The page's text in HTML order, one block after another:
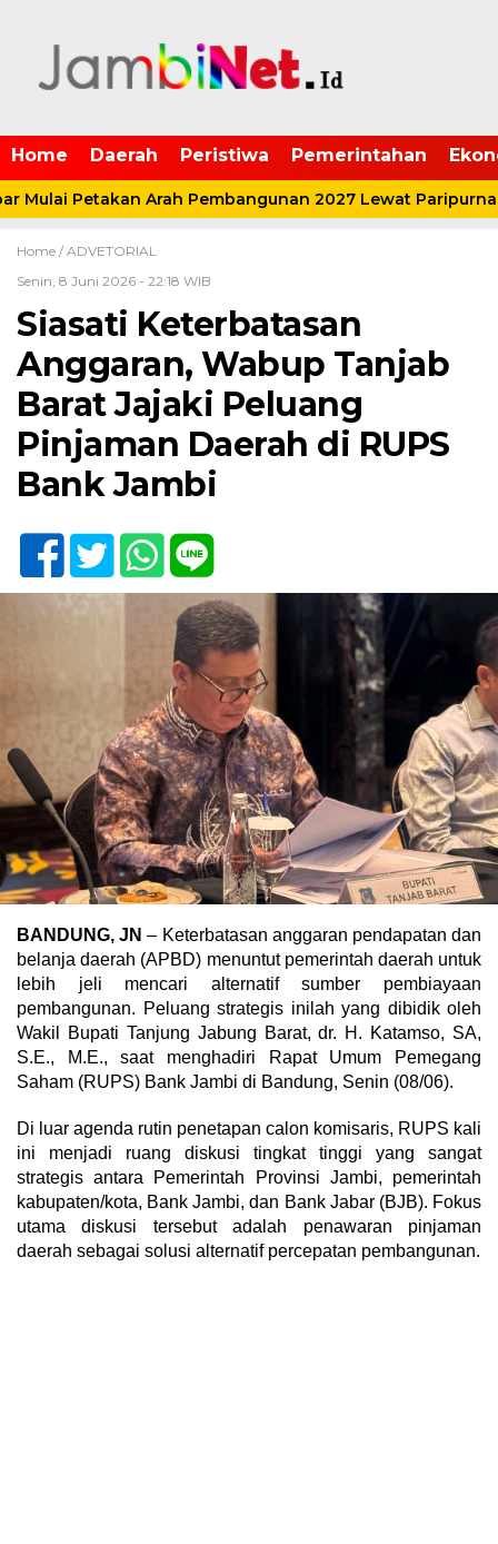
Home Daerah Peristiwa Pemerintahan
Mulai Petakan Arah Pembangunan 2027 Lewat Paripurna
Home / ADVETORIAL
Senin, 8 Juni 2026 - 22:18 WIB
Siasati Keterbatasan
Anggaran, Wabup Tanjab
Barat Jajaki Peluang
Pinjaman Daerah di RUPS
Bank Jambi
BANDUNG, JN – Keterbatasan anggaran pendapatan dan
belanja daerah (APBD) menuntut pemerintah daerah untuk
lebih jeli mencari alternatif sumber pembiayaan
pembangunan. Peluang strategis inilah yang dibidik oleh
Wakil Bupati Tanjung Jabung Barat, dr. H. Katamso, SA,
S.E., M.E., saat menghadiri Rapat Umum Pemegang
Saham (RUPS) Bank Jambi di Bandung, Senin (08/06).
Di luar agenda rutin penetapan calon komisaris, RUPS kali
ini menjadi ruang diskusi tingkat tinggi yang sangat
strategis antara Pemerintah Provinsi Jambi, pemerintah
kabupaten/kota, Bank Jambi, dan Bank Jabar (BJB). Fokus
utama diskusi tersebut adalah penawaran pinjaman
daerah sebagai solusi alternatif percepatan pembangunan.